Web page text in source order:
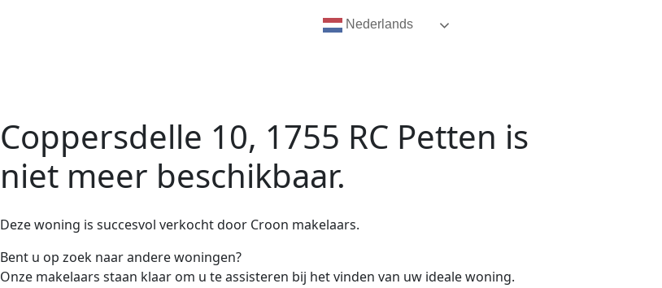
Coppersdelle 10, 1755 RC Petten is
niet meer beschikbaar.
Deze woning is succesvol verkocht door Croon makelaars.
Bent u op zoek naar andere woningen?
Onze makelaars staan klaar om u te assisteren bij het vinden van uw ideale woning.
Nederlands